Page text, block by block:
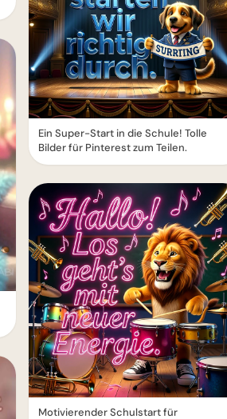
Ein Super-Start in die Schule! Tolle
Bilder für Pinterest zum Teilen.
Motivierender Schulstart für